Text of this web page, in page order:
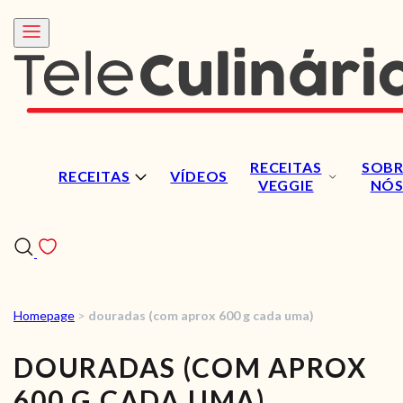
RECEITAS VÍDEOS
RECEITAS
VEGGIE
NÓS
RECEITAS
VÍDEOS
Homepage > douradas (com aprox 600 g cada uma)
DOURADAS (COM APROX